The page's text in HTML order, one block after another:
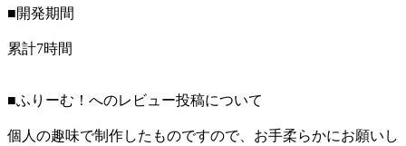
■開発期間
累計7時間
■ふりーむ！へのレビュー投稿について
個人の趣味で制作したものですので、お手柔らかにお願いし